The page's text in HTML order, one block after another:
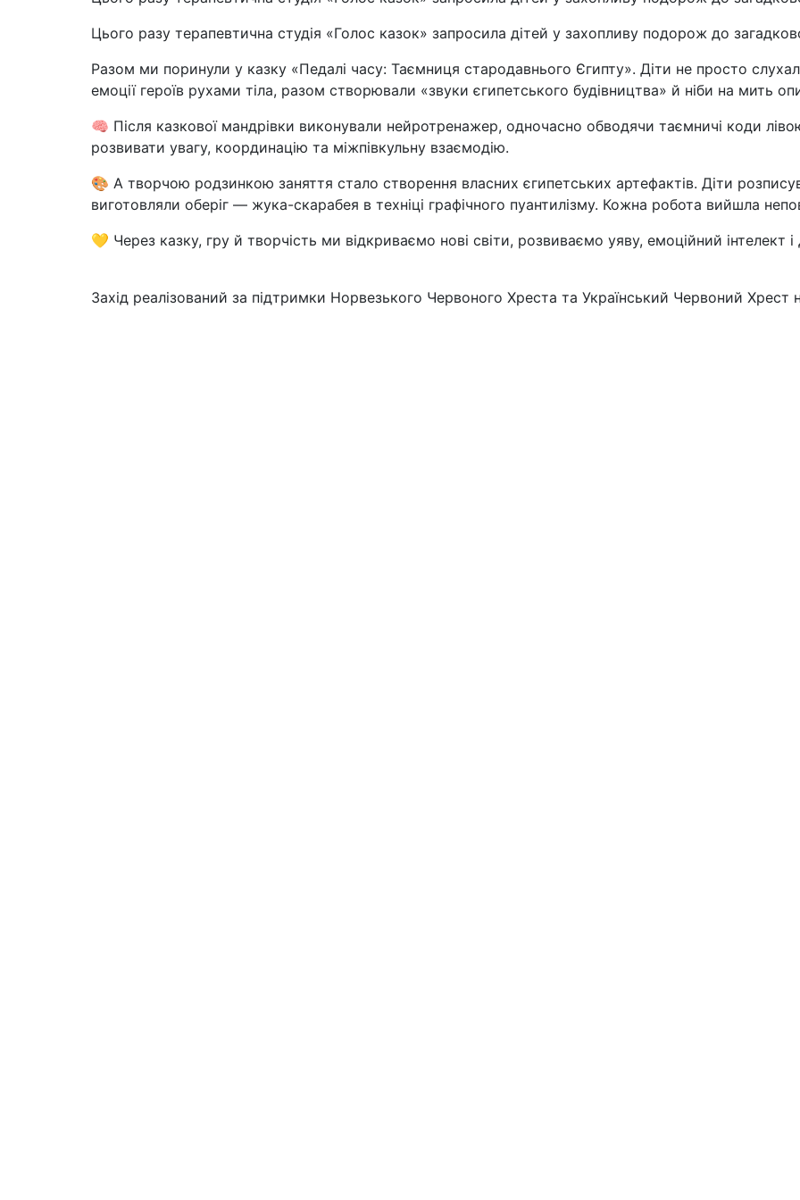
Цього разу терапевтична студія «Голос казок» запросила дітей у захопливу подорож до
Разом ми поринули у казку «Педалі часу: Таємниця стародавнього Єгипту». Діти не просто
емоції героїв рухами тіла, разом створювали «звуки єгипетського будівництва» й ніби на мить
🧠 Після казкової мандрівки виконували нейротренажер, одночасно обводячи таємничі коди
розвивати увагу, координацію та міжпівкульну взаємодію.
🎨 А творчою родзинкою заняття стало створення власних єгипетських артефактів. Діти
виготовляли оберіг — жука-скарабея в техніці графічного пуантилізму. Кожна робота вийшла
💛 Через казку, гру й творчість ми відкриваємо нові світи, розвиваємо уяву, емоційний інтелект
Захід реалізований за підтримки Норвезького Червоного Хреста та Український Червоний Хрест